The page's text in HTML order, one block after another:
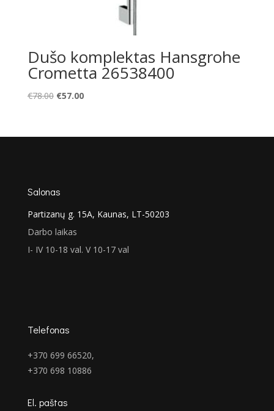
Dušo komplektas Hansgrohe
Crometta 26538400
€78.00 Original
€78.00.
€57.00Current
€57.00.
Salonas
Partizanų g. 15A, Kaunas, LT-50203
Darbo laikas
I- IV 10-18 val. V 10-17 val
Telefonas
+370 699 66520,
+370 698 10886
El. paštas